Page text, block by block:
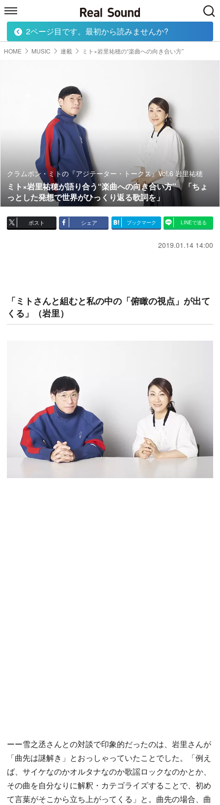
HOME MUSIC MOVIE TECH
HOME MUSIC 連載 ミト×岩里祐穂の“楽曲への向き合い方”
クラムボン・ミトの『アジテーター・トークス』Vol.6 岩里祐穂
ミト×岩里祐穂が語り合う“楽曲への向き合い方” 「ちょ
っとした発想で世界がひっくり返る歌詞を」
ポスト シェア ブックマーク LINEで送る
2019.01.14 14:00
「ミトさんと組むと私の中の「俯瞰の視点」が出て
くる」（岩里）
ーー雪之丞さんとの対談で印象的だったのは、岩里さんが
「曲先は謎解き」とおっしゃっていたことでした。「例え
ば、サイケなのかオルタナなのか歌謡ロックなのかとか、
その曲を自分なりに解釈・カテゴライズすることで、初め
て言葉がそこから立ち上がってくる」と。曲先の場合、曲
2ページ目です。最初から読みませんか?